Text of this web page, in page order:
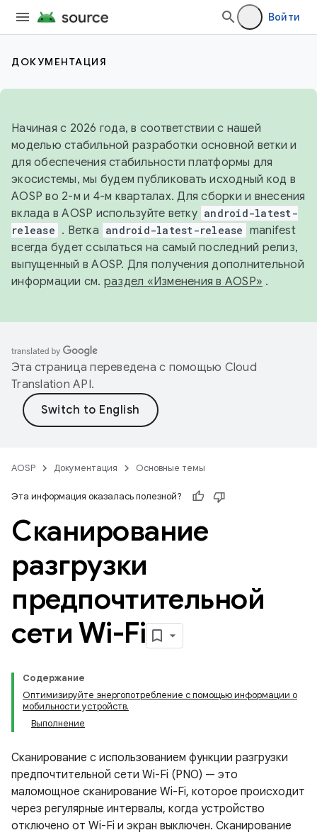
Войти
ДОКУМЕНТАЦИЯ
Начиная с 2026 года, в соответствии с нашей
моделью стабильной разработки основной ветки и
для обеспечения стабильности платформы для
экосистемы, мы будем публиковать исходный код в
AOSP во 2-м и 4-м кварталах. Для сборки и внесения
вклада в AOSP используйте ветку android-latest-
release . Ветка android-latest-release manifest
всегда будет ссылаться на самый последний релиз,
выпущенный в AOSP. Для получения дополнительной
информации см. раздел «Изменения в AOSP» .
Эта страница переведена с помощью Cloud
Translation API.
AOSP Документация Основные темы
Эта информация оказалась полезной?
Сканирование
разгрузки
предпочтительной
сети Wi-Fi
Содержание
Оптимизируйте энергопотребление с помощью информации о
мобильности устройств.
Выполнение
Сканирование с использованием функции разгрузки
предпочтительной сети Wi-Fi (PNO) — это
маломощное сканирование Wi-Fi, которое происходит
через регулярные интервалы, когда устройство
отключено от Wi-Fi и экран выключен. Сканирование